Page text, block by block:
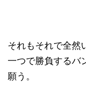
それもそれで全然
一つで勝負するバ
願う。